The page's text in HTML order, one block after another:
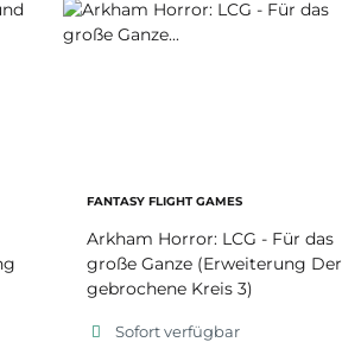
FANTASY FLIGHT GAMES
Arkham Horror: LCG - Für das
große Ganze (Erweiterung Der
gebrochene Kreis 3)
Sofort verfügbar